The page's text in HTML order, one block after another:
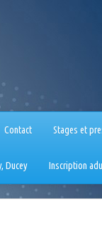
Contact Stages et
Ducey Inscription